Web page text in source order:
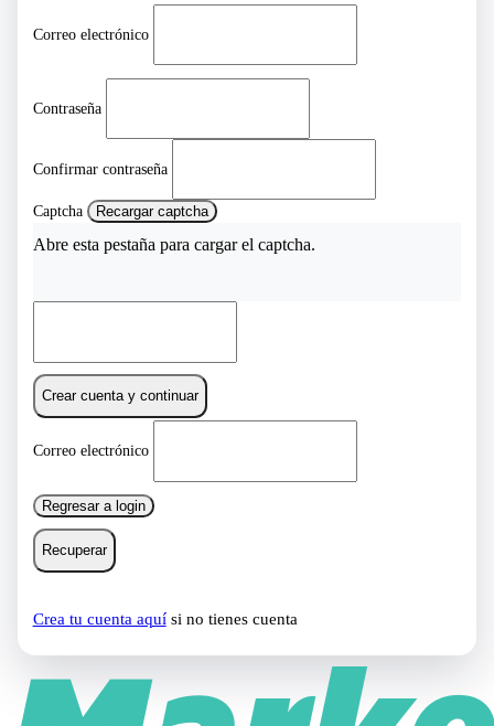
Correo electrónico
Contraseña
Confirmar contraseña
Captcha Recargar captcha
Abre esta pestaña para cargar el captcha.
Crear cuenta y continuar
Correo electrónico
Regresar a login
Recuperar
Crea tu cuenta aquísi no tienes cuenta